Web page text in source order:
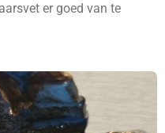
er goed van te